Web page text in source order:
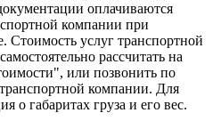
оплачиваются
компании при
Стоимость услуг транспортной
рассчитать на
или позвонить по
компании. Для
о габаритах груза и его вес.